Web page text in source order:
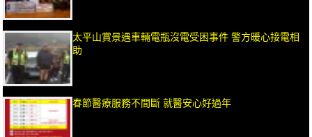
太平山賞景遇車輛電瓶沒電受困事件 警方暖心接電相
助
春節醫療服務不間斷 就醫安心好過年